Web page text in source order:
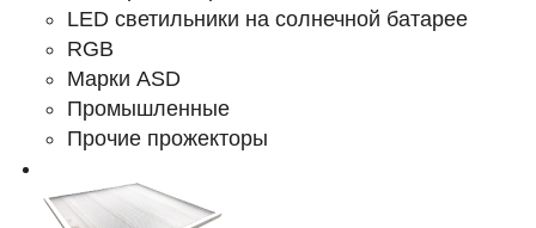
LED светильники на солнечной батарее
RGB
Марки ASD
Промышленные
Прочие прожекторы